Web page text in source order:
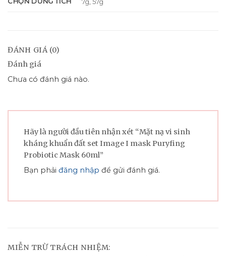
ĐÁNH GIÁ (0)
Đánh giá
Chưa có đánh giá nào.
Hãy là người đầu tiên nhận xét “Mặt nạ vi sinh
kháng khuẩn đất set Image I mask Puryfing
Probiotic Mask 60ml”
Bạn phải đăng nhập để gửi đánh giá.
MIỄN TRỪ TRÁCH NHIỆM: